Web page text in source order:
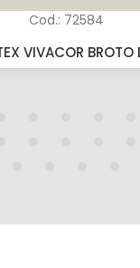
Cod.: 72584
VIVACOR BROTO